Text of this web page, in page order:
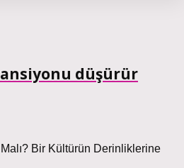
düşürür
Bir Kültürün Derinliklerine